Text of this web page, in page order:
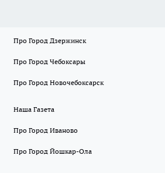
Про Город Дзержинск
Про Город Чебоксары
Про Город Новочебоксарск
Наша Газета
Про Город Иваново
Про Город Йошкар-Ола